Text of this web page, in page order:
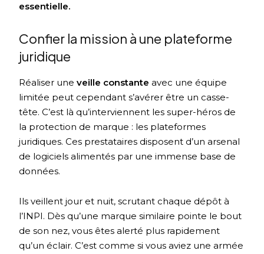
essentielle.
Confier la mission à une plateforme
juridique
Réaliser uneveille constanteavec une équipe
limitée peut cependant s’avérer être un casse-
tête. C’est là qu’interviennent les super-héros de
la protection de marque : les plateformes
juridiques. Ces prestataires disposent d’un arsenal
de logiciels alimentés par une immense base de
données.
Ils veillent jour et nuit, scrutant chaque dépôt à
l’INPI. Dès qu’une marque similaire pointe le bout
de son nez, vous êtes alerté plus rapidement
qu’un éclair. C’est comme si vous aviez une armée